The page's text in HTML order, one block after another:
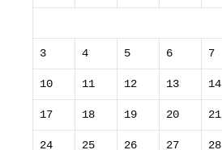
3 4 5 6 7
10 11 12 13 14
17 18 19 20 21
24 25 26 27 28